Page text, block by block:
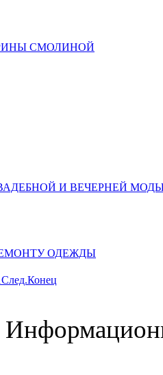
СМОЛИНОЙ
И ВЕЧЕРНЕЙ
ОДЕЖДЫ
След.Конец